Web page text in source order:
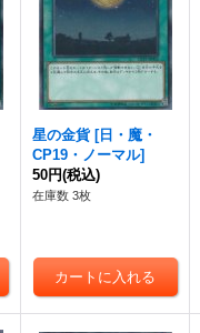
星の金貨 [日・魔・
CP19・ノーマル]
50円(税込)
在庫数 3枚